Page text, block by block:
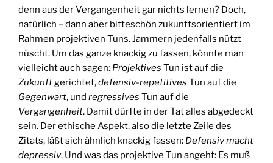
denn aus der Vergangenheit gar nichts lernen? Doch,
natürlich – dann aber bitteschön zukunftsorientiert im
Rahmen projektiven Tuns. Jammern jedenfalls nützt
nüscht. Um das ganze knackig zu fassen, könnte man
vielleicht auch sagen: Projektives Tun ist auf die
Zukunftgerichtet,defensiv-repetitives Tun auf die
Gegenwart, und regressives Tun auf die
Vergangenheit. Damit dürfte in der Tat alles abgedeckt
sein. Der ethische Aspekt, also die letzte Zeile des
Zitats, läßt sich ähnlich knackig fassen: Defensiv macht
depressiv. Und was das projektive Tun angeht: Es muß